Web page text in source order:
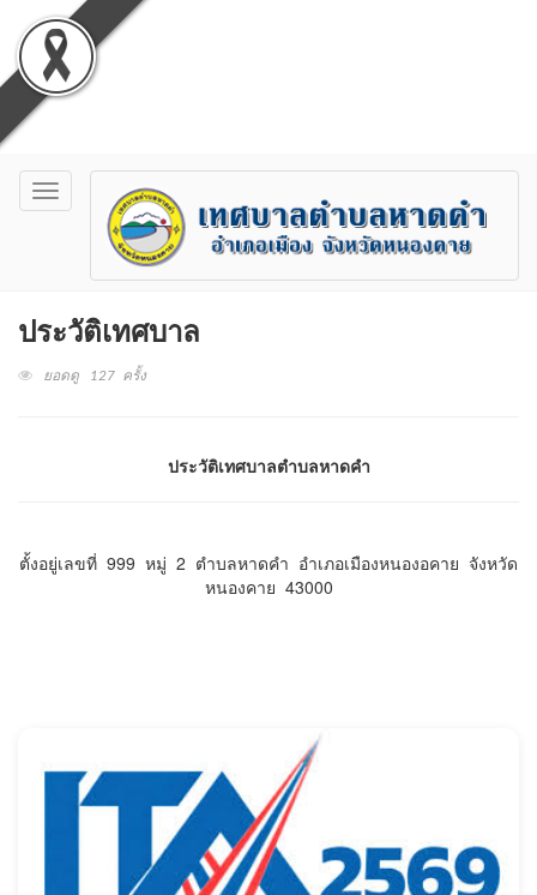
Toggle
navigation
ประวัติเทศบาล
ยอดดู 127 ครั้ง
ประวัติเทศบาลตำบลหาดคำ
ตั้งอยู่เลขที่ 999 หมู่ 2 ตำบลหาดคำ อำเภอเมืองหนองอคาย จังหวัด
หนองคาย 43000